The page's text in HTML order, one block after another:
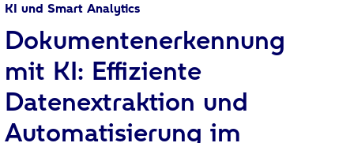
KI und Smart Analytics
:
Dokumentenerkennung
mit KI: Effiziente
Datenextraktion und
Automatisierung im